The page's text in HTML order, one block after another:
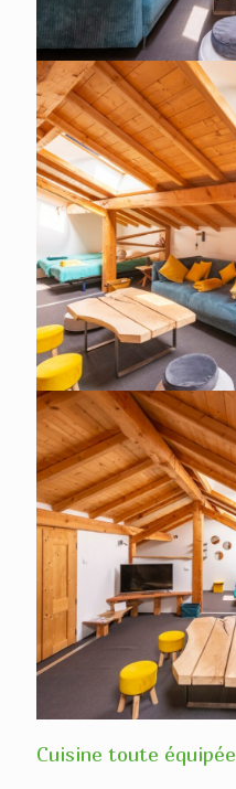
Cuisine toute équipée